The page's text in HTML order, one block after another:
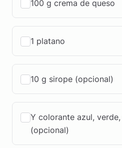
100 g crema de queso
1 platano
10 g sirope (opcional)
Y colorante azul,
(opcional)